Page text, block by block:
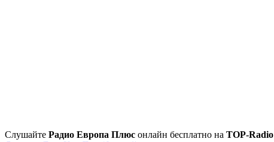
Cлушайте Радио Европа Плюс онлайн бесплатно на TOP-Radio